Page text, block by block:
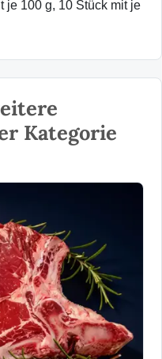
je 100 g, 10 Stück mit je
Kategorie